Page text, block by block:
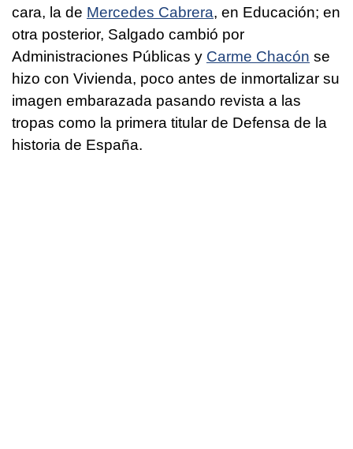
cara, la de Mercedes Cabrera, en Educación; en
otra posterior, Salgado cambió por
Administraciones Públicas y Carme Chacón se
hizo con Vivienda, poco antes de inmortalizar su
imagen embarazada pasando revista a las
tropas como la primera titular de Defensa de la
historia de España.